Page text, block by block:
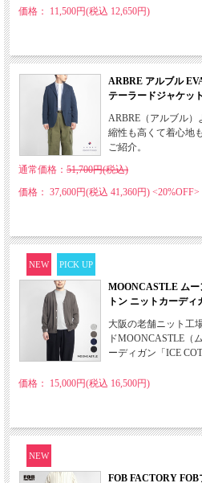
価格： 11,500円(税込 12,650円)
ARBRE アルブル
テーラードジャケッ
ARBRE（アルブル
縮性も高くて着心地
ご紹介。
通常価格： 51,700円(税込)
価格： 37,600円(税込 41,360円) <20%OFF>
NEW PICK UP
MOONCASTLE ムー
トン ニットカーデ
大阪の老舗ニット工
ドMOONCASTLE（
ーディガン「ICE
価格： 15,000円(税込 16,500円)
NEW
FOB FACTORY